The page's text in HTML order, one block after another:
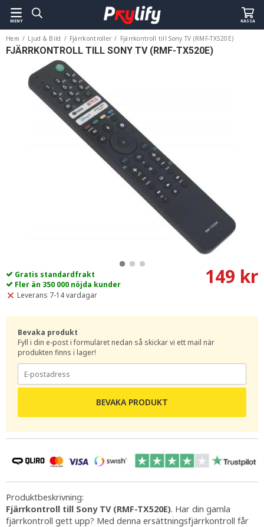
MENY KASSA
Hem / Ljud & Bild / Fjärrkontroller / Fjärrkontroll till Sony TV (RMF-TX520E)
FJÄRRKONTROLL TILL SONY TV (RMF-TX520E)
Gratis standardfrakt
Fler än 350 000 nöjda kunder
Leverans 7-14 vardagar
149 kr
Bevaka produkt
Fyll i din e-post i formuläret nedan så skickar vi ett mail när
produkten finns i lager!
BEVAKA PRODUKT
Produktbeskrivning:
Fjärrkontroll till Sony TV (RMF-TX520E). Har din gamla
fjärrkontroll gett upp? Med denna ersättningsfjärrkontroll får